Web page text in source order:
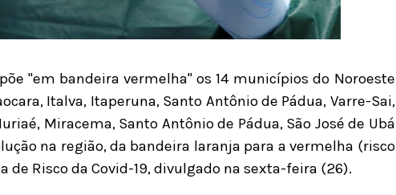
"em bandeira vermelha" os 14 municípios do Noroeste
Italva, Itaperuna, Santo Antônio de Pádua, Varre-Sai,
Miracema, Santo Antônio de Pádua, São José de Ubá
na região, da bandeira laranja para a vermelha (risco
de Risco da Covid-19, divulgado na sexta-feira (26).